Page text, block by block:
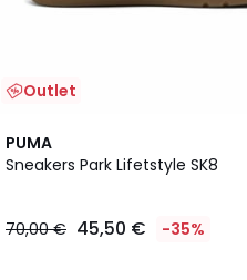
Outlet
PUMA
Sneakers Park Lifetstyle SK8
70,00 € 45,50 € -35%
2
Farben